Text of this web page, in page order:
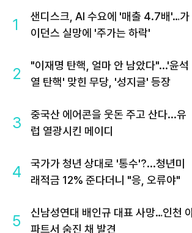
1
샌디스크, AI 수요에 '매출 4.7배'…가
이던스 실망에 '주가는 하락'
2
"이재명 탄핵, 얼마 안 남았다"...'윤석
열 탄핵' 맞힌 무당, '성지글' 등장
3
중국산 에어콘을 웃돈 주고 산다...유
럽 열광시킨 메이디
4
국가가 청년 상대로 '통수'?...청년미
래적금 12% 준다더니 "응, 오류야"
5
신남성연대 배인규 대표 사망…인천
파트서 숨진 채 발견